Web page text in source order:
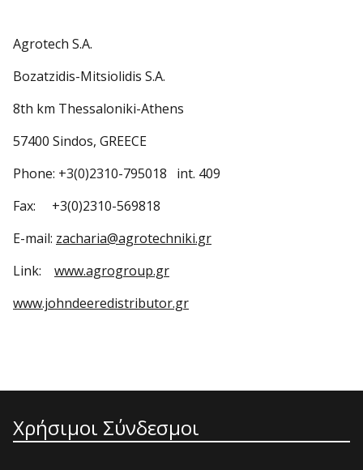
Agrotech S.A.
Bozatzidis-Mitsiolidis S.A.
8th km Thessaloniki-Athens
57400 Sindos, GREECE
Phone: +3(0)2310-795018 int. 409
Fax: +3(0)2310-569818
E-mail: zacharia@agrotechniki.gr
Link: www.agrogroup.gr
www.johndeeredistributor.gr
Χρήσιμοι Σύνδεσμοι